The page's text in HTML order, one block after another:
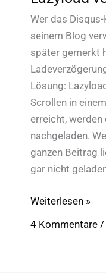
Wer das
seinem Blog
später gemerkt
Lösung:
Scrollen in
erreicht,
nachgeladen.
ganzen Beitrag
gar nicht
Pagespeed:
Weiterlesen »
4 Kommentare /